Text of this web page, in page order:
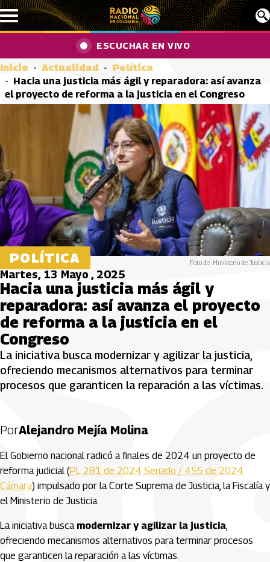
Pasar al contenido principal
ESCUCHAR EN VIVO
Inicio Actualidad
Política
Hacia una justicia más ágil y reparadora: así avanza
el proyecto de reforma a la justicia en el Congreso
POLÍTICA Foto de: Ministerio de Justicia
Martes, 13 Mayo , 2025
Hacia una justicia más ágil y
reparadora: así avanza el proyecto
de reforma a la justicia en el
Congreso
La iniciativa busca modernizar y agilizar la justicia,
ofreciendo mecanismos alternativos para terminar
procesos que garanticen la reparación a las víctimas.
PorAlejandro Mejía Molina
El Gobierno nacional radicó a finales de 2024 un proyecto de
reforma judicial (PL 281 de 2024 Senado / 455 de 2024
Cámara) impulsado por la Corte Suprema de Justicia, la Fiscalía y
el Ministerio de Justicia.
La iniciativa busca modernizar y agilizar la justicia,
ofreciendo mecanismos alternativos para terminar procesos
que garanticen la reparación a las víctimas.